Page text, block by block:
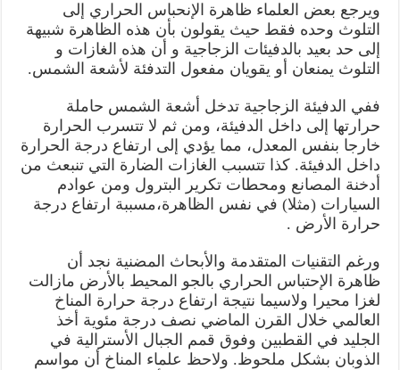
ويرجع بعض العلماء ظاهرة الإنحباس الحراري إلى
التلوث وحده فقط حيث يقولون بأن هذه الظاهرة شبيهة
إلى حد بعيد بالدفيئات الزجاجية و أن هذه الغازات و
التلوث يمنعان أو يقويان مفعول التدفئة لأشعة الشمس.
ففي الدفيئة الزجاجية تدخل أشعة الشمس حاملة
حرارتها إلى داخل الدفيئة، ومن ثم لا تتسرب الحرارة
خارجا بنفس المعدل، مما يؤدي إلى ارتفاع درجة الحرارة
داخل الدفيئة. كذا تتسبب الغازات الضارة التي تنبعث من
أدخنة المصانع ومحطات تكرير البترول ومن عوادم
السيارات (مثلا) في نفس الظاهرة،مسببة ارتفاع درجة
حرارة الأرض .
ورغم التقنيات المتقدمة والأبحاث المضنية نجد أن
ظاهرة الإحتباس الحراري بالجو المحيط بالأرض مازالت
لغزا محيرا ولاسيما نتيجة ارتفاع درجة حرارة المناخ
العالمي خلال القرن الماضي نصف درجة مئوية أخذ
الجليد في القطبين وفوق قمم الجبال الأسترالية في
الذوبان بشكل ملحوظ. ولاحظ علماء المناخ أن مواسم